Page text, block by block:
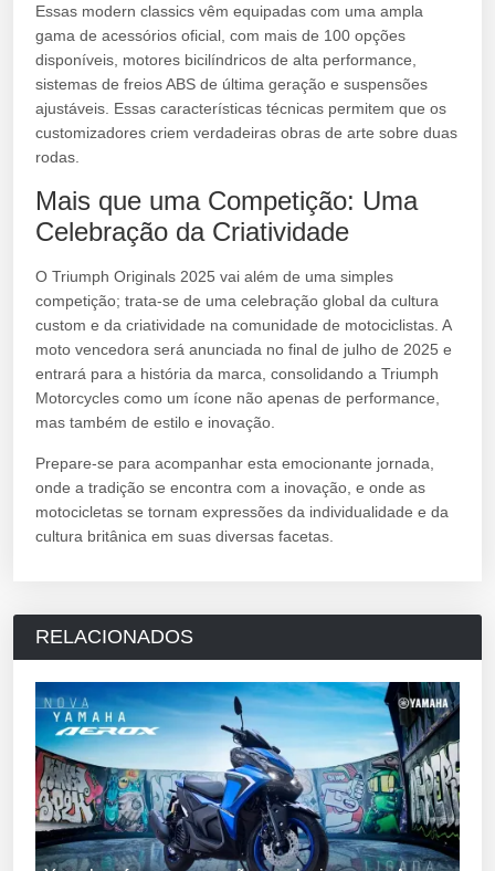
Essas modern classics vêm equipadas com uma ampla
gama de acessórios oficial, com mais de 100 opções
disponíveis, motores bicilíndricos de alta performance,
sistemas de freios ABS de última geração e suspensões
ajustáveis. Essas características técnicas permitem que os
customizadores criem verdadeiras obras de arte sobre duas
rodas.
Mais que uma Competição: Uma
Celebração da Criatividade
O Triumph Originals 2025 vai além de uma simples
competição; trata-se de uma celebração global da cultura
custom e da criatividade na comunidade de motociclistas. A
moto vencedora será anunciada no final de julho de 2025 e
entrará para a história da marca, consolidando a Triumph
Motorcycles como um ícone não apenas de performance,
mas também de estilo e inovação.
Prepare-se para acompanhar esta emocionante jornada,
onde a tradição se encontra com a inovação, e onde as
motocicletas se tornam expressões da individualidade e da
cultura britânica em suas diversas facetas.
RELACIONADOS